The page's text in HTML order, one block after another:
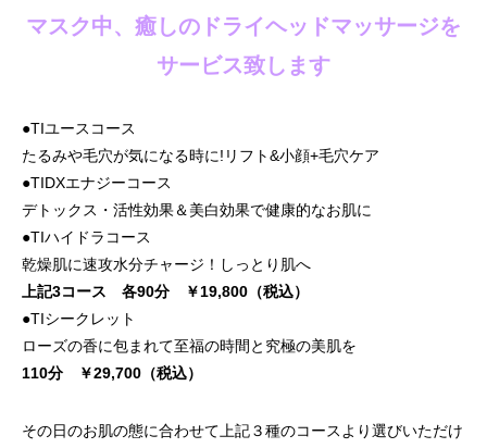
マスク中、癒しのドライヘッドマッサージを
サービス致します
●TIユースコース
たるみや毛穴が気になる時に!リフト&小顔+毛穴ケア
●TIDXエナジーコース
デトックス・活性効果＆美白効果で健康的なお肌に
●TIハイドラコース
乾燥肌に速攻水分チャージ！しっとり肌へ
上記3コース 各90分 ￥19,800（税込）
●TIシークレット
ローズの香に包まれて至福の時間と究極の美肌を
110分 ￥29,700（税込）
その日のお肌の態に合わせて上記３種のコースより選びいただけ